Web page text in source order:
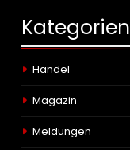
Kategorien
Handel
Magazin
Meldungen